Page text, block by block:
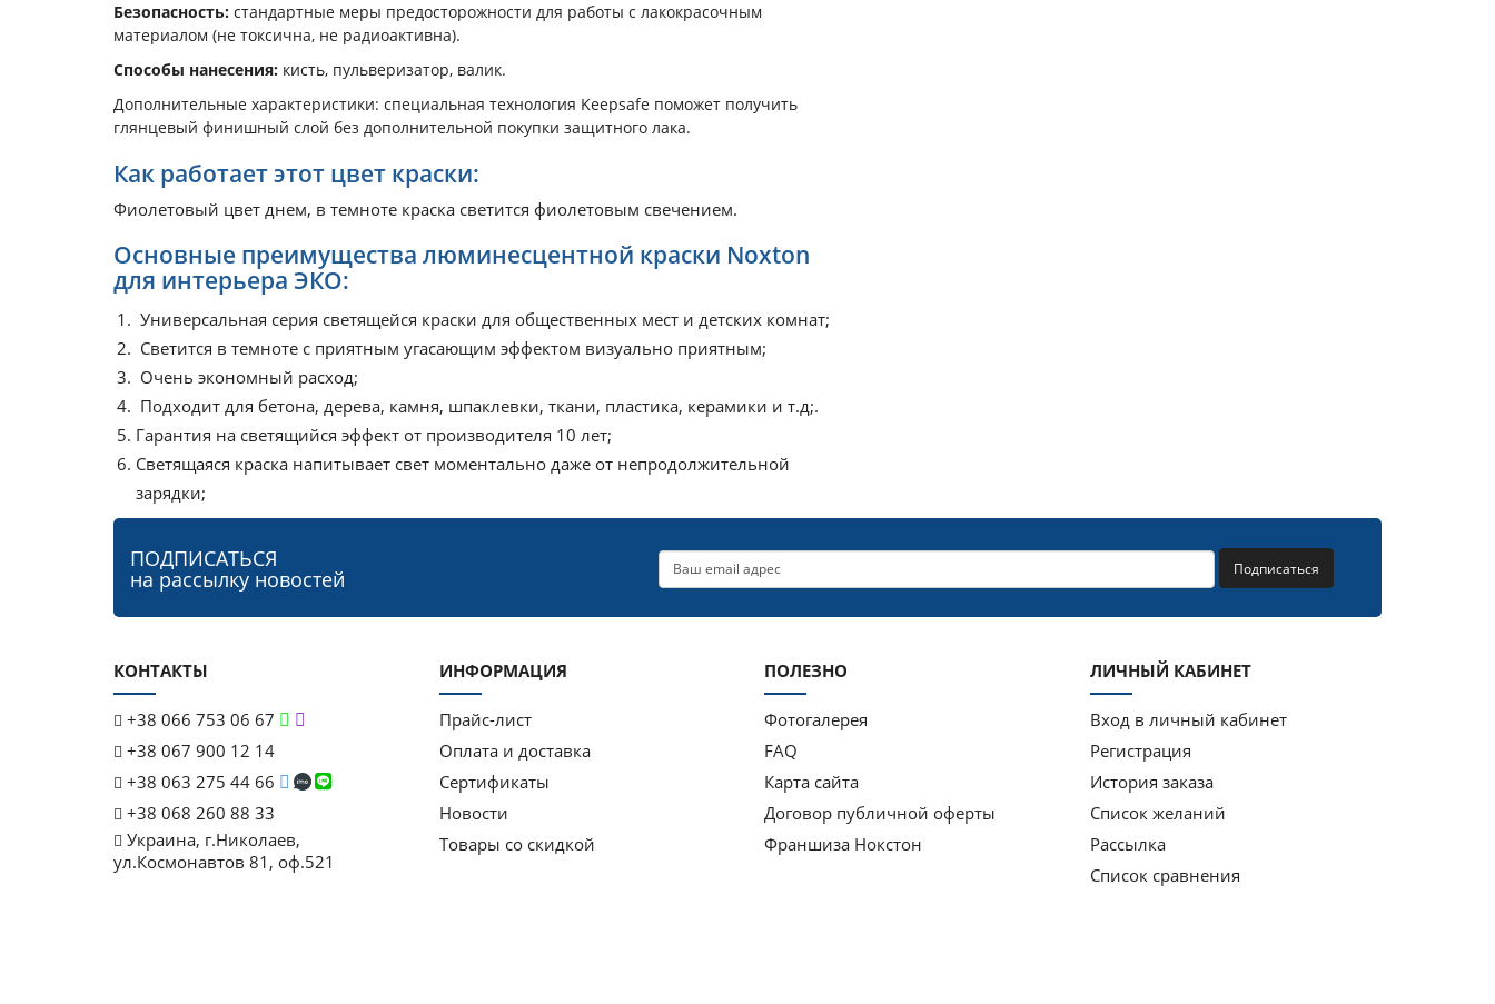
Безопасность: стандартные меры предосторожности для работы с лакокрасочным
материалом (не токсична, не радиоактивна).
Способы нанесения: кисть, пульверизатор, валик.
Дополнительные характеристики: специальная технология Keepsafe поможет получить
глянцевый финишный слой без дополнительной покупки защитного лака.
Как работает этот цвет краски:
Фиолетовый цвет днем, в темноте краска светится фиолетовым свечением.
Основные преимущества люминесцентной краски Noxton
для интерьера ЭКО:
Универсальная серия светящейся краски для общественных мест и детских комнат;
Светится в темноте с приятным угасающим эффектом визуально приятным;
Очень экономный расход;
Подходит для бетона, дерева, камня, шпаклевки, ткани, пластика, керамики и т.д;.
Гарантия на светящийся эффект от производителя 10 лет;
Светящаяся краска напитывает свет моментально даже от непродолжительной
зарядки;
ПОДПИСАТЬСЯ
на рассылку новостей Подписаться
КОНТАКТЫ
+38 066 753 06 67
+38 067 900 12 14
+38 063 275 44 66
+38 068 260 88 33
Украина, г.Николаев,
ул.Космонавтов 81, оф.521
ИНФОРМАЦИЯ
Прайс-лист
Оплата и доставка
Сертификаты
Новости
Товары со скидкой
ПОЛЕЗНО
Фотогалерея
FAQ
Карта сайта
Договор публичной оферты
Франшиза Нокстон
ЛИЧНЫЙ КАБИНЕТ
Вход в личный кабинет
Регистрация
История заказа
Список желаний
Рассылка
Список сравнения